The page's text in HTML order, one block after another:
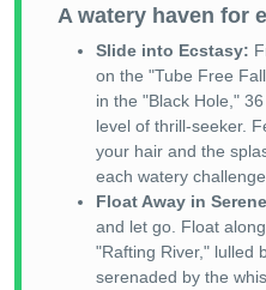
A watery haven for
Slide into Ecstasy:
on the "Tube Free
in the "Black Hole,"
level of thrill-seeker.
your hair and the
each watery challenge.
Float Away in
and let go. Float
"Rafting River," lulled
serenaded by the